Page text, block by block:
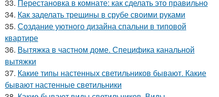
33. Перестановка в комнате: как сделать это правильно
34. Как заделать трещины в срубе своими руками
35. Создание уютного дизайна спальни в типовой
квартире
36. Вытяжка в частном доме. Специфика канальной
вытяжки
37. Какие типы настенных светильников бывают. Какие
бывают настенные светильники